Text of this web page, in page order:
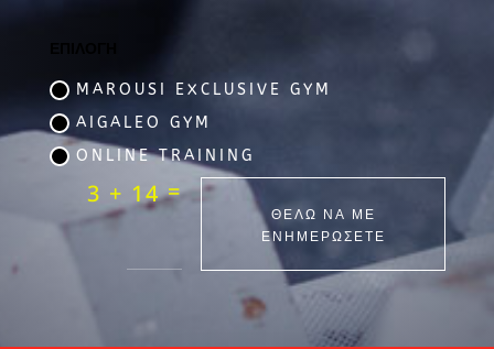
MAROUSI EXCLUSIVE GYM
AIGALEO GYM
ONLINE TRAINING
3 + 14=
ΘΕΛΩ ΝΑ ΜΕ
ΕΝΗΜΕΡΩΣΕΤΕ